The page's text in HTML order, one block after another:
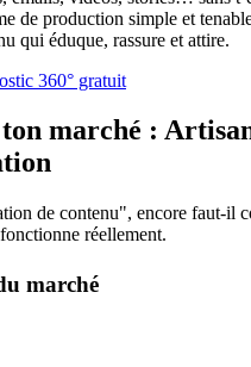
de production simple et
qui éduque, rassure et attire.
360° gratuit
marché :
de contenu", encore faut-il
réellement.
marché